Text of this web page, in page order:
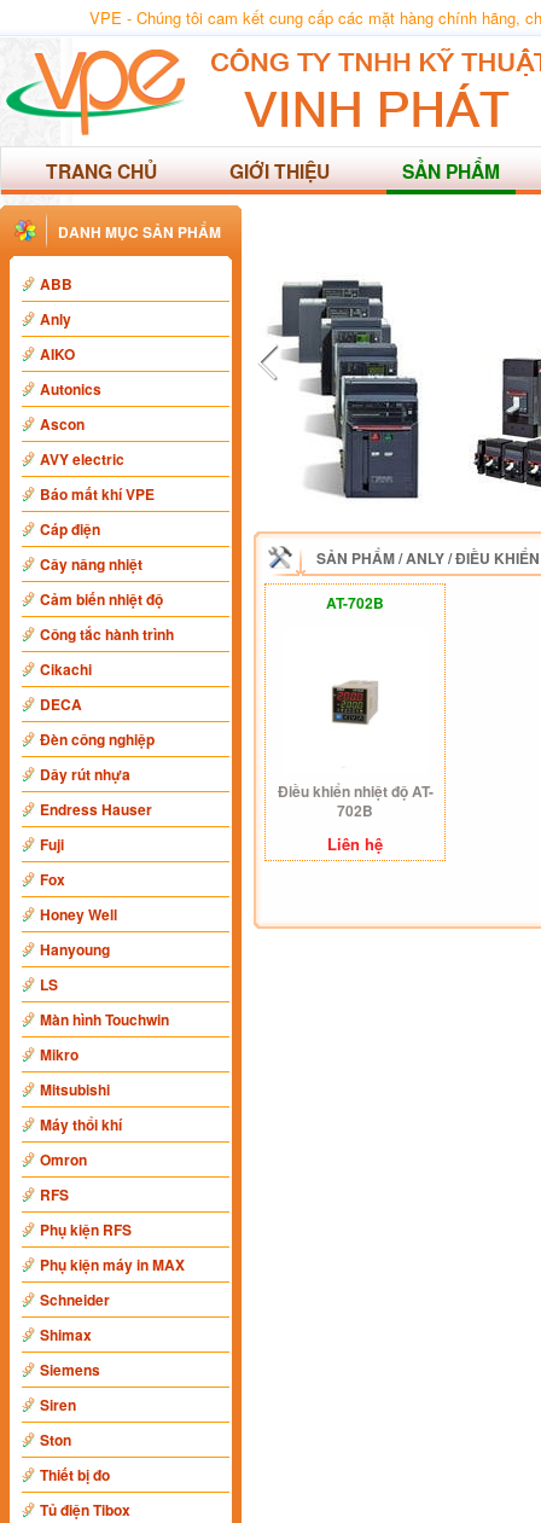
VPE - Chúng tôi cam kết cung cấp các mặt hàng chính hãng,
TRANG CHỦ GIỚI THIỆU SẢN PHẨM
DANH MỤC SẢN PHẨM
ABB
Anly
AIKO
Autonics
Ascon
AVY electric
Báo mất khí VPE
Cáp điện
Cây nâng nhiệt
Cảm biến nhiệt độ
Công tắc hành trình
Cikachi
DECA
Đèn công nghiệp
Dây rút nhựa
Endress Hauser
Fuji
Fox
Honey Well
Hanyoung
LS
Màn hình Touchwin
Mikro
Mitsubishi
Máy thổi khí
Omron
RFS
Phụ kiện RFS
Phụ kiện máy in MAX
Schneider
Shimax
Siemens
Siren
Ston
Thiết bị đo
Tủ điện Tibox
SẢN PHẨM/ANLY/ĐIỀU
AT-702B
Điều khiển nhiệt độ AT-
702B
Liên hệ